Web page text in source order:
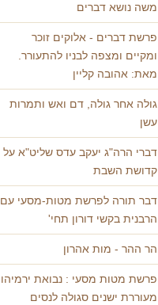
משה נושא דברים
פרשת דברים - אלוקים זוכר
ומקיים ומצפה לבניו להתעורר.
מאת: אהובה קליין
גולה אחר גולה, דם ואש ותמרות
עשן
דברי הרה"ג יעקב עדס שליט"א על
קדושת השבת
דבר תורה לפרשת מטות-מסעי עם
הרבנית בקשי דורון תחי'
הר ההר - מות אהרון
פרשת מטות מסעי : נבואת ירמיהו
מעוררת ישנים סגולה לנסים